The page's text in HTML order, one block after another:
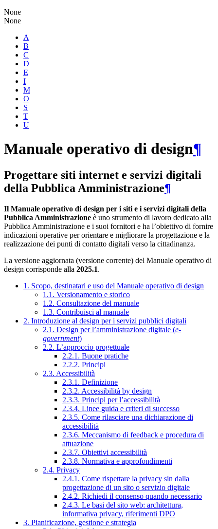
None
None
A
B
C
D
E
I
M
O
S
T
U
Manuale operativo di design¶
Progettare siti internet e servizi digitali
della Pubblica Amministrazione¶
Il Manuale operativo di design per i siti e i servizi digitali della
Pubblica Amministrazione è uno strumento di lavoro dedicato alla
Pubblica Amministrazione e i suoi fornitori e ha l’obiettivo di fornire
indicazioni operative per orientare e migliorare la progettazione e la
realizzazione dei punti di contatto digitali verso la cittadinanza.
La versione aggiornata (versione corrente) del Manuale operativo di
design corrisponde alla 2025.1.
1. Scopo, destinatari e uso del Manuale operativo di design
1.1. Versionamento e storico
1.2. Consultazione del manuale
1.3. Contribuisci al manuale
2. Introduzione al design per i servizi pubblici digitali
2.1. Design per l’amministrazione digitale (e-
government)
2.2. L’approccio progettuale
2.2.1. Buone pratiche
2.2.2. Principi
2.3. Accessibilità
2.3.1. Definizione
2.3.2. Accessibilità by design
2.3.3. Principi per l’accessibilità
2.3.4. Linee guida e criteri di successo
2.3.5. Come rilasciare una dichiarazione di
accessibilità
2.3.6. Meccanismo di feedback e procedura di
attuazione
2.3.7. Obiettivi accessibilità
2.3.8. Normativa e approfondimenti
2.4. Privacy
2.4.1. Come rispettare la privacy sin dalla
progettazione di un sito o servizio digitale
2.4.2. Richiedi il consenso quando necessario
2.4.3. Le basi del sito web: architettura,
informativa privacy, riferimenti DPO
3. Pianificazione, gestione e strategia